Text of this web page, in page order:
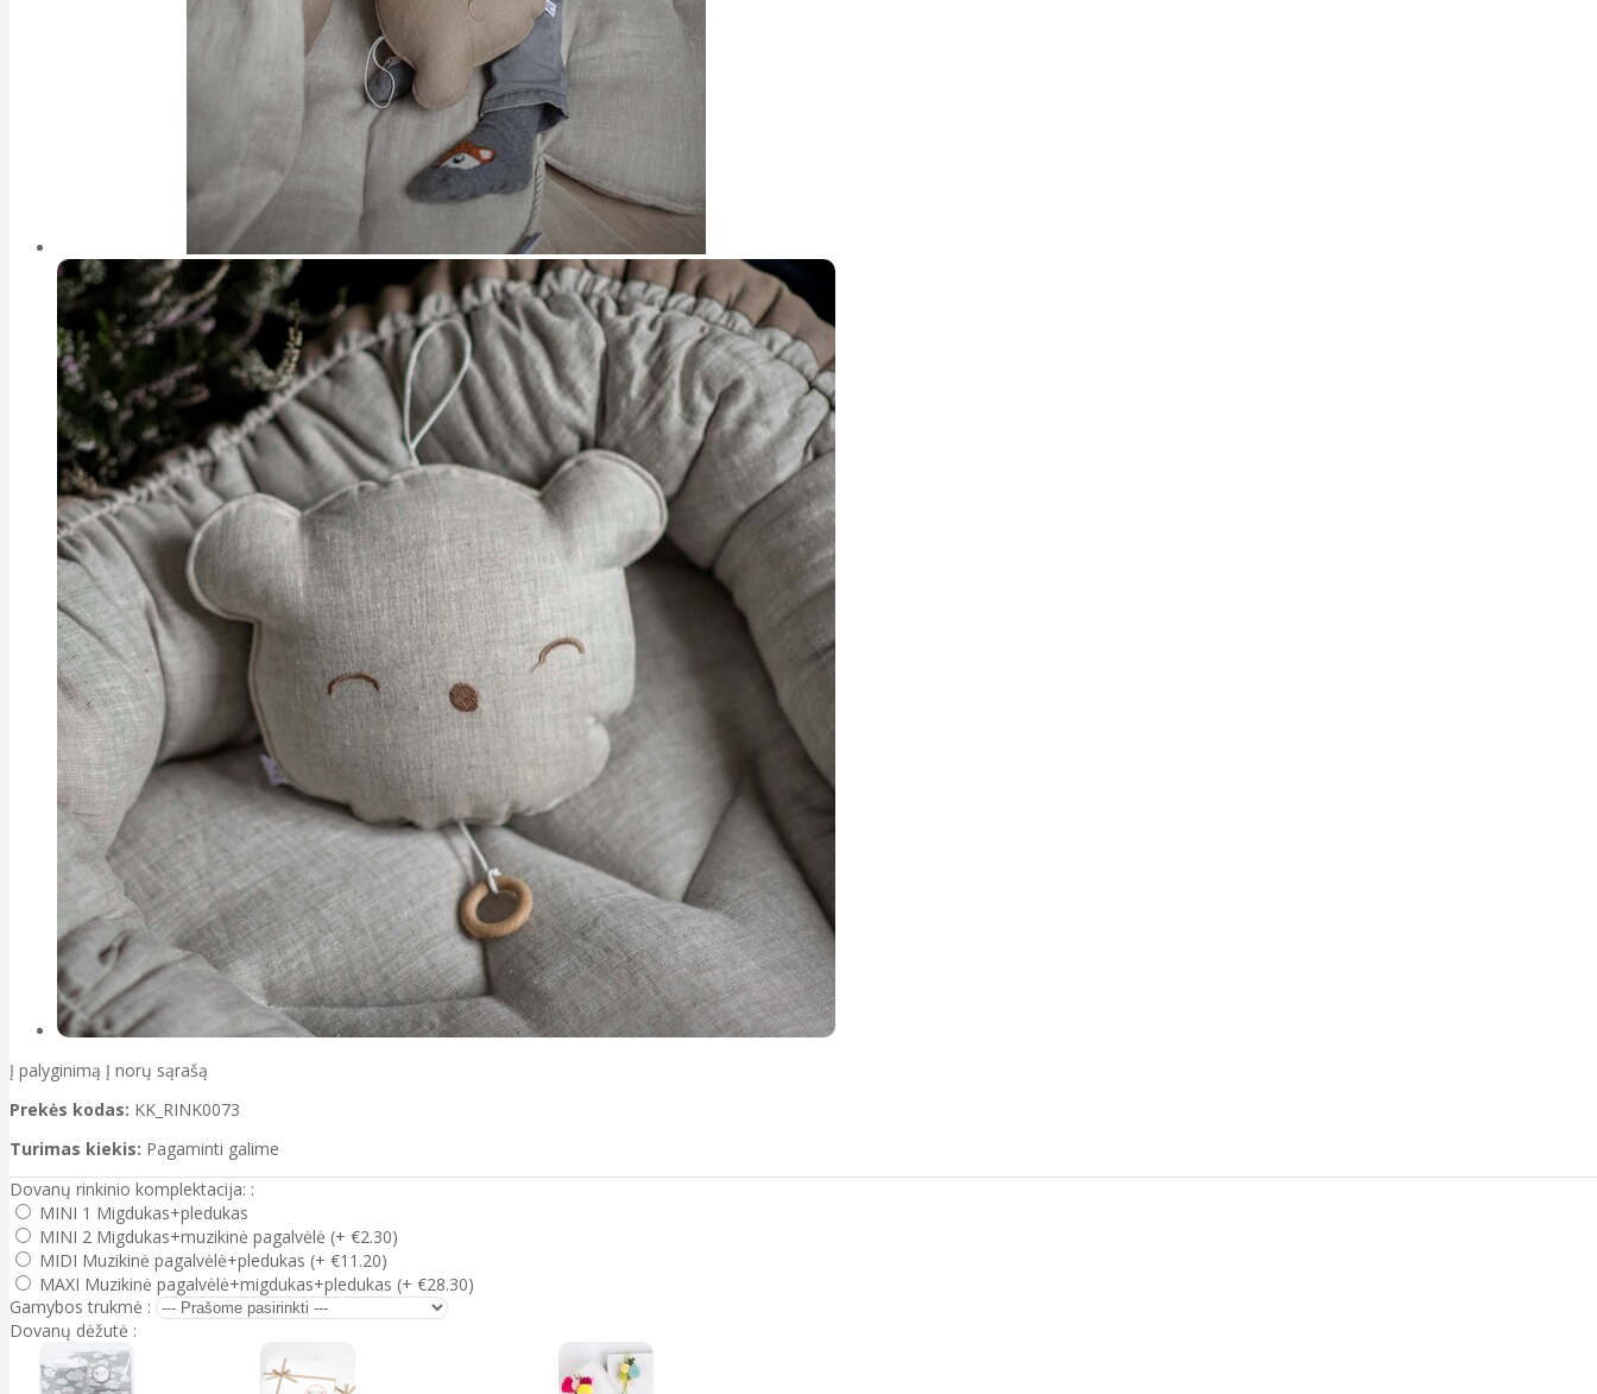
Į palyginimą Į norų sąrašą
Prekės kodas: KK_RINK0073
Turimas kiekis: Pagaminti galime
Dovanų rinkinio komplektacija: :
MINI 1 Migdukas+pledukas
MINI 2 Migdukas+muzikinė pagalvėlė (+ €2.30)
MIDI Muzikinė pagalvėlė+pledukas (+ €11.20)
MAXI Muzikinė pagalvėlė+migdukas+pledukas (+ €28.30)
Gamybos trukmė :
Dovanų dėžutė :